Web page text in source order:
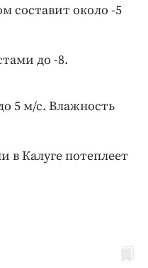
составит около -5
до -8.
5 м/с. Влажность
в Калуге потеплеет